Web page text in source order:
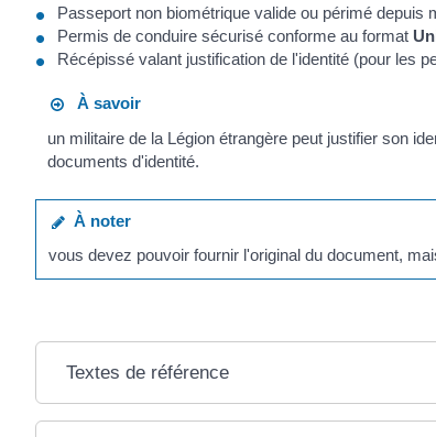
Passeport non biométrique valide ou périmé depuis
Permis de conduire sécurisé conforme au format
Récépissé valant justification de l'identité (pour les
À savoir
un militaire de la Légion étrangère peut justifier son
documents d'identité.
À noter
vous devez pouvoir fournir l'original du document,
Textes de référence